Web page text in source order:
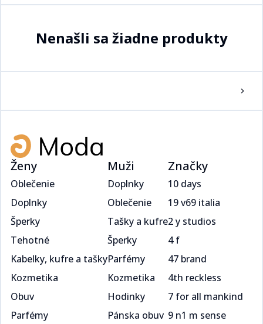
Nenašli sa žiadne produkty
Ženy
Oblečenie
Doplnky
Šperky
Tehotné
Kabelky, kufre a tašky
Kozmetika
Obuv
Parfémy
Muži
Doplnky
Oblečenie
Tašky a kufre
Šperky
Parfémy
Kozmetika
Hodinky
Pánska obuv
Značky
10 days
19 v69 italia
2 y studios
4 f
47 brand
4th reckless
7 for all mankind
9 n1 m sense